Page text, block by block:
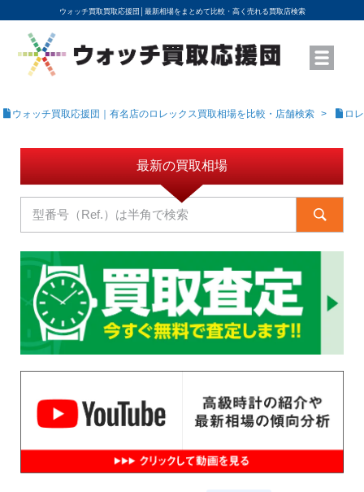
ウォッチ買取買取応援団│ 最新相場をまとめて比較・高く売れる買取店検索
YouTubeで動画を公開中
ROLEXモデル名から買取相場を調べる
高級時計ブランド名から買取相場を調べる
地域から買取店を探す
店舗名から買取店を探す
ブランド時計を高く売る方法
買取査定を依頼する
ウォッチ買取応援団｜有名店のロレックス買取相場を比較・店舗検索 ロ
最新の買取相場